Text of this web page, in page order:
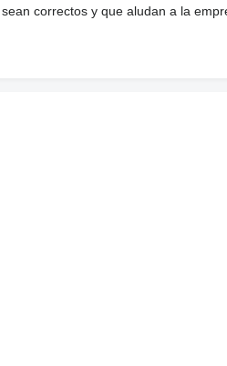
correctos y que aludan a la